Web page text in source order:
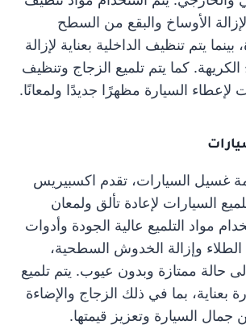
الأوساخ والبقع من السطح
يتم تنظيف الداخلية بعناية لإزالة
الكريهة. كما يتم تلميع الزجاج وتنظيف
لإعطاء السيارة مظهرًا جديدًا ولمعانًا.
غسيل السيارات، تقدم اكسبيريس
السيارات لإعادة تألق ولمعان
مواد التلميع عالية الجودة وأدوات
وإزالة الخدوش السطحية،
حالة ممتازة وبدون عيوب. يتم تلميع
بعناية، بما في ذلك الزجاج والإضاءة
جمال السيارة وتعزيز قيمتها.